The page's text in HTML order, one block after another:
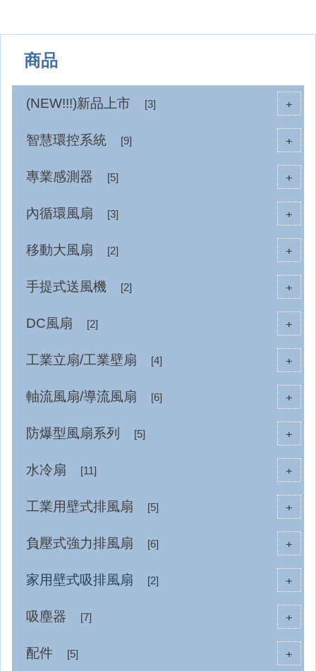
商品
+
(NEW!!!)新品上市 [3]
+
智慧環控系統 [9]
+
專業感測器 [5]
+
內循環風扇 [3]
+
移動大風扇 [2]
+
手提式送風機 [2]
+
DC風扇 [2]
+
工業立扇/工業壁扇 [4]
+
軸流風扇/導流風扇 [6]
+
防爆型風扇系列 [5]
+
水冷扇 [11]
+
工業用壁式排風扇 [5]
+
負壓式強力排風扇 [6]
+
家用壁式吸排風扇 [2]
+
吸塵器 [7]
+
配件 [5]